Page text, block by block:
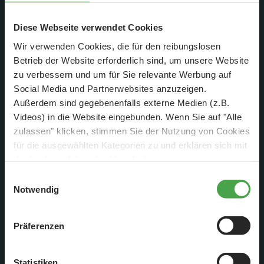
Diese Webseite verwendet Cookies
Wir verwenden Cookies, die für den reibungslosen
Betrieb der Website erforderlich sind, um unsere Website
zu verbessern und um für Sie relevante Werbung auf
Social Media und Partnerwebsites anzuzeigen.
Außerdem sind gegebenenfalls externe Medien (z.B.
Videos) in die Website eingebunden. Wenn Sie auf "Alle
zulassen" klicken, stimmen Sie der Nutzung von Cookies
für die ausgewählten Kategorien zu und erklären sich mit
diese Einstellungen jederzeit über die Schaltfläche
zustimmen, beschränken wir uns auf die technisch
notwendigen Cookies. Weitere Informationen finden Sie in
Notwendig
Präferenzen
Richtschnur für die Montage der Suone.